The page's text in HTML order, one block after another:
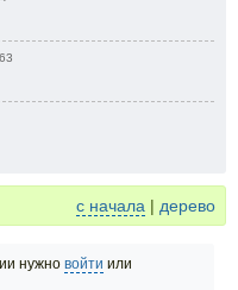
с начала | дерево
нужно войти или